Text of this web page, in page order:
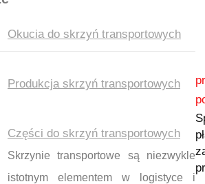
Okucia do skrzyń transportowych
Produkcja skrzyń transportowych
Części do skrzyń transportowych
Skrzynie transportowe są niezwykle
istotnym elementem w logistyce i